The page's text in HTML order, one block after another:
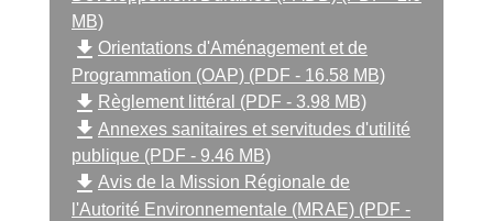
MB)
file_download Orientations d'Aménagement et de
Programmation (OAP) (PDF - 16.58 MB)
file_download Règlement littéral (PDF - 3.98 MB)
file_download Annexes sanitaires et servitudes d'utilité
publique (PDF - 9.46 MB)
file_download Avis de la Mission Régionale de
l'Autorité Environnementale (MRAE) (PDF -